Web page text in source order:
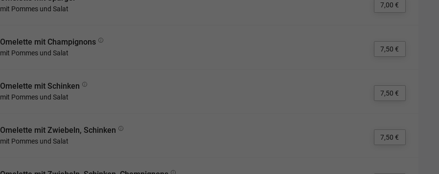
mit Pommes und Salat 7,00 €
Omelette mit Champignons
mit Pommes und Salat 7,50 €
Omelette mit Schinken
mit Pommes und Salat 7,50 €
Omelette mit Zwiebeln, Schinken
mit Pommes und Salat 7,50 €